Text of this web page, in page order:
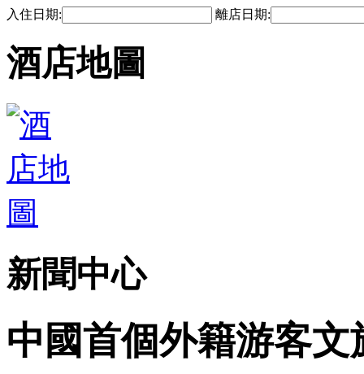
入住日期: 離店日期:
酒店地圖
新聞中心
中國首個外籍游客